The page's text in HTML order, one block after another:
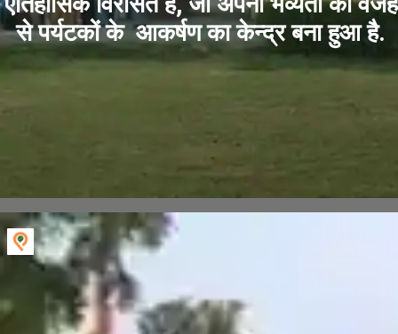
से पर्यटकों के आकर्षण का केन्द्र बना हुआ है.